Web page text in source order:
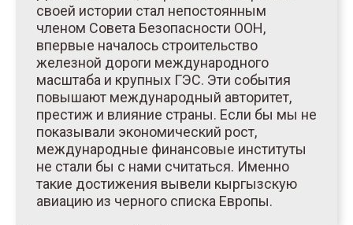
своей истории стал непостоянным
членом Совета Безопасности ООН,
впервые началось строительство
железной дороги международного
масштаба и крупных ГЭС. Эти события
повышают международный авторитет,
престиж и влияние страны. Если бы мы не
показывали экономический рост,
международные финансовые институты
не стали бы с нами считаться. Именно
такие достижения вывели кыргызскую
авиацию из черного списка Европы.